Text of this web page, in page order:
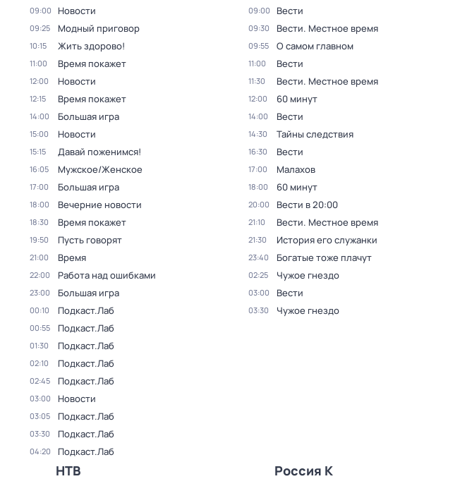
09:00 Новости
09:25 Модный приговор
10:15 Жить здорово!
11:00 Время покажет
12:00 Новости
12:15 Время покажет
14:00 Большая игра
15:00 Новости
15:15 Давай поженимся!
16:05 Мужское/Женское
17:00 Большая игра
18:00 Вечерние новости
18:30 Время покажет
19:50 Пусть говорят
21:00 Время
22:00 Работа над ошибками
23:00 Большая игра
00:10 Подкаст.Лаб
00:55 Подкаст.Лаб
01:30 Подкаст.Лаб
02:10 Подкаст.Лаб
02:45 Подкаст.Лаб
03:00 Новости
03:05 Подкаст.Лаб
03:30 Подкаст.Лаб
04:20 Подкаст.Лаб
09:00 Вести
09:30 Вести. Местное время
09:55 О самом главном
11:00 Вести
11:30 Вести. Местное время
12:00 60 минут
14:00 Вести
14:30 Тайны следствия
16:30 Вести
17:00 Малахов
18:00 60 минут
20:00 Вести в 20:00
21:10 Вести. Местное время
21:30 История его служанки
23:40 Богатые тоже плачут
02:25 Чужое гнездо
03:00 Вести
03:30 Чужое гнездо
НТВ Россия К